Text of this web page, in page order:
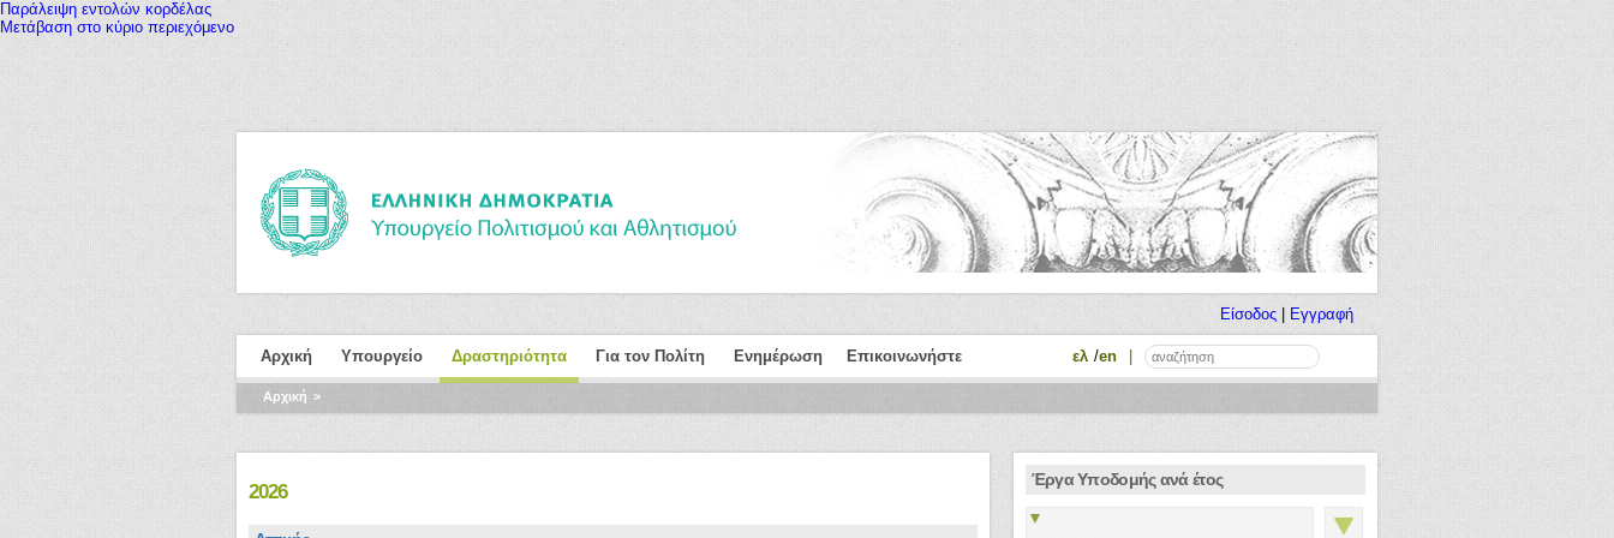
Παράλειψη εντολών κορδέλας
Μετάβαση στο κύριο περιεχόμενο
Είσοδος Εγγραφή
Αρχική Υπουργείο Δραστηριότητα Για τον Πολίτη Ενημέρωση Επικοινωνήστε ελ en
Αρχική
2026
Έργα Υποδομής ανά έτος
▼